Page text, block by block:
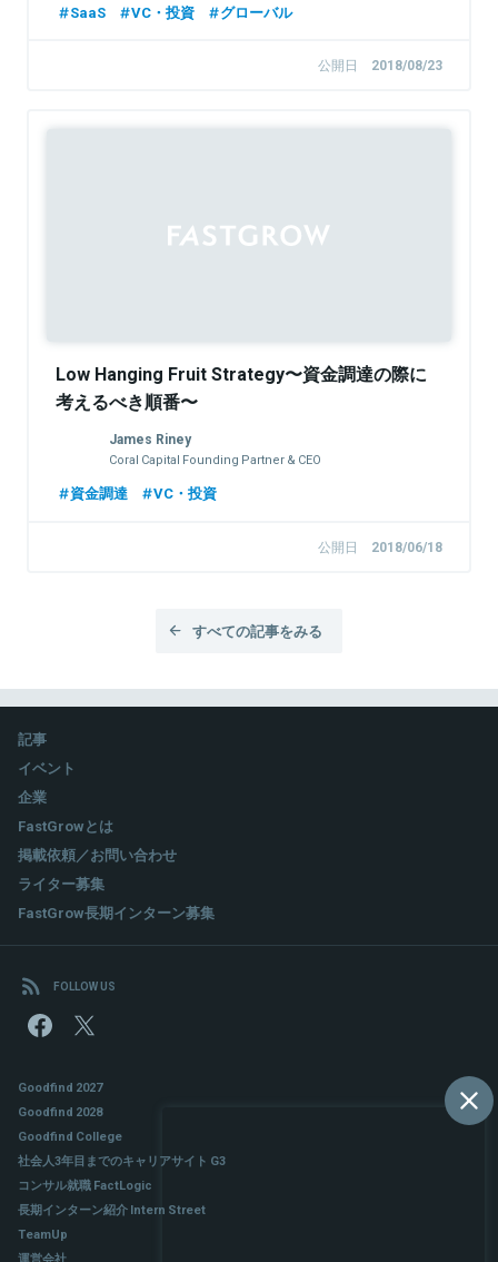
SaaS VC・投資 グローバル
公開日 2018/08/23
Low Hanging Fruit Strategy〜資金調達の際に
考えるべき順番〜
James Riney
Coral Capital Founding Partner & CEO
資金調達 VC・投資
公開日 2018/06/18
すべての記事をみる
記事
イベント
企業
FastGrowとは
掲載依頼／お問い合わせ
ライター募集
FastGrow長期インターン募集
FOLLOW US
Goodfind 2027
Goodfind 2028
Goodfind College
社会人3年目までのキャリアサイト G3
コンサル就職 FactLogic
長期インターン紹介 Intern Street
TeamUp
運営会社